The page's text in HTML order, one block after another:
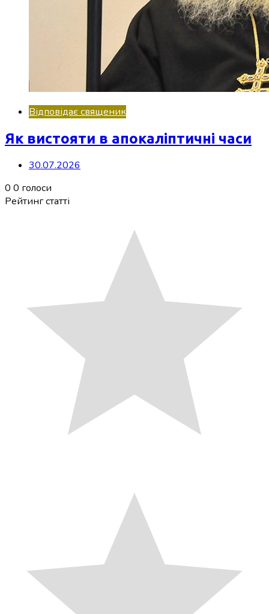
Відповідає священик
Як вистояти в апокаліптичні часи
30.07.2026
0 0 голоси
Рейтинг статті